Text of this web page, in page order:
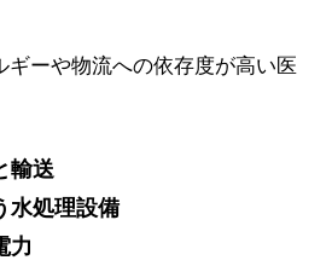
ギーや物流への依存度が高い医
輸送
水処理設備
力